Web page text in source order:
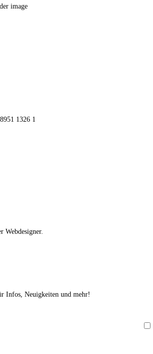
1326 1
Webdesigner.
Infos, Neuigkeiten und mehr!